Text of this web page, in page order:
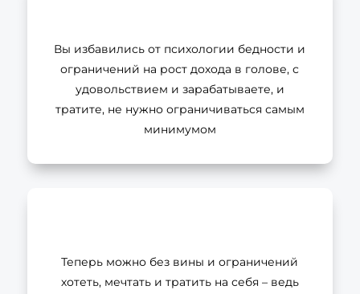
Вы избавились от психологии бедности и
ограничений на рост дохода в голове, с
удовольствием и зарабатываете, и
тратите, не нужно ограничиваться самым
минимумом
Теперь можно без вины и ограничений
хотеть, мечтать и тратить на себя – ведь